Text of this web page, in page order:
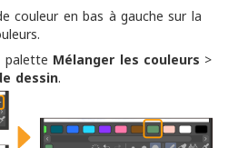
couleur en bas à gauche sur la
palette Mélanger les couleurs >
dessin.